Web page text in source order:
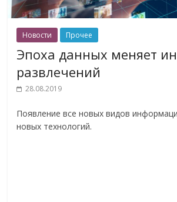
Новости Прочее
Эпоха данных меняет
развлечений
28.08.2019
Появление все новых видов
новых технологий.